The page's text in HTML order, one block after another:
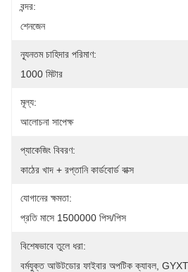
বন্দর:
শেনজেন
ন্যূনতম চাহিদার পরিমাণ:
1000 মিটার
মূল্য:
আলোচনা সাপেক্ষ
প্যাকেজিং বিবরণ:
কাঠের খাদ + রপ্তানি কার্ডবোর্ড বাক্স
যোগানের ক্ষমতা:
প্রতি মাসে 1500000 পিস/পিস
বিশেষভাবে তুলে ধরা:
বর্মযুক্ত আউটডোর ফাইবার অপটিক ক্যাবল